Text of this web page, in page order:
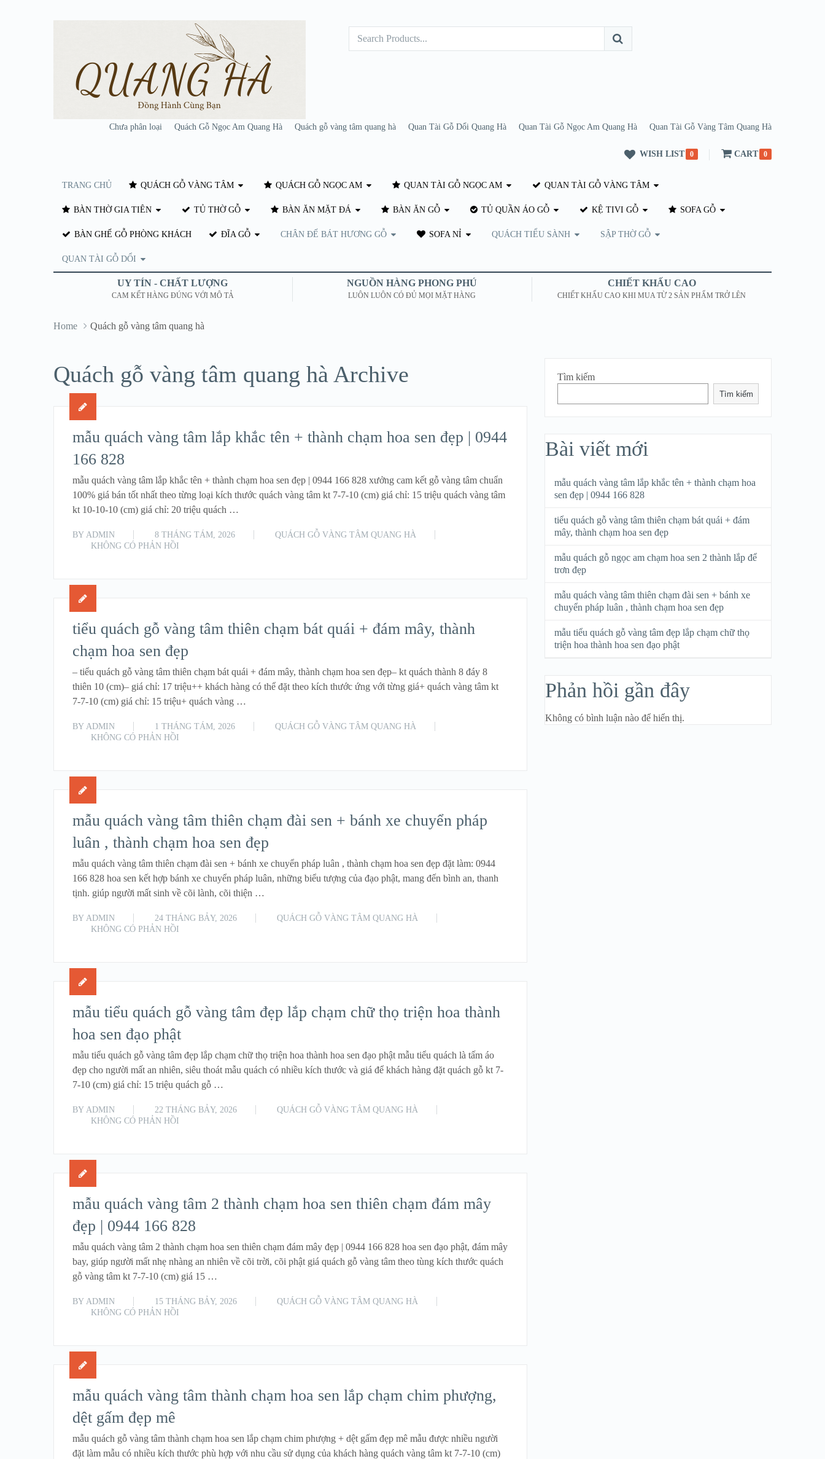
Chưa phân loại Quách Gỗ Ngọc Am Quang Hà Quách gỗ vàng tâm quang hà Quan Tài Gỗ Dổi Quang Hà Quan Tài Gỗ Ngọc Am Quang Hà Quan Tài Gỗ Vàng Tâm Quang Hà
WISH LIST 0 CART 0
TRANG CHỦ QUÁCH GỖ VÀNG TÂM QUÁCH GỖ NGỌC AM QUAN TÀI GỖ NGỌC AM QUAN TÀI GỖ VÀNG TÂM
BÀN THỜ GIA TIÊN TỦ THỜ GỖ BÀN ĂN MẶT ĐÁ BÀN ĂN GỖ TỦ QUẦN ÁO GỖ KỆ TIVI GỖ SOFA GỖ
BÀN GHẾ GỖ PHÒNG KHÁCH ĐĨA GỖ CHÂN ĐẾ BÁT HƯƠNG GỖ SOFA NỈ QUÁCH TIỂU SÀNH SẬP THỜ GỖ
QUAN TÀI GỖ DỔI
UY TÍN - CHẤT LƯỢNG
CAM KẾT HÀNG ĐÚNG VỚI MÔ TẢ
NGUỒN HÀNG PHONG PHÚ
LUÔN LUÔN CÓ ĐỦ MỌI MẶT HÀNG
CHIẾT KHẤU CAO
CHIẾT KHẤU CAO KHI MUA TỪ 2 SẢN PHẨM TRỞ LÊN
Home Quách gỗ vàng tâm quang hà
Quách gỗ vàng tâm quang hà Archive
mẫu quách vàng tâm lắp khắc tên + thành chạm hoa sen đẹp | 0944
166 828
mẫu quách vàng tâm lắp khắc tên + thành chạm hoa sen đẹp | 0944 166 828 xưởng cam kết gỗ vàng tâm chuẩn
100% giá bán tốt nhất theo từng loại kích thước quách vàng tâm kt 7-7-10 (cm) giá chỉ: 15 triệu quách vàng tâm
kt 10-10-10 (cm) giá chỉ: 20 triệu quách …
BYADMIN 8 THÁNG TÁM, 2026
QUÁCH GỖ VÀNG TÂM QUANG HÀ
KHÔNG CÓ PHẢN HỒI
tiểu quách gỗ vàng tâm thiên chạm bát quái + đám mây, thành
chạm hoa sen đẹp
– tiểu quách gỗ vàng tâm thiên chạm bát quái + đám mây, thành chạm hoa sen đẹp– kt quách thành 8 đáy 8
thiên 10 (cm)– giá chỉ: 17 triệu++ khách hàng có thể đặt theo kích thước ứng với từng giá+ quách vàng tâm kt
7-7-10 (cm) giá chỉ: 15 triệu+ quách vàng …
BYADMIN 1 THÁNG TÁM, 2026
QUÁCH GỖ VÀNG TÂM QUANG HÀ
KHÔNG CÓ PHẢN HỒI
mẫu quách vàng tâm thiên chạm đài sen + bánh xe chuyển pháp
luân , thành chạm hoa sen đẹp
mẫu quách vàng tâm thiên chạm đài sen + bánh xe chuyển pháp luân , thành chạm hoa sen đẹp đặt làm: 0944
166 828 hoa sen kết hợp bánh xe chuyển pháp luân, những biểu tượng của đạo phật, mang đến bình an, thanh
tịnh. giúp người mất sinh về cõi lành, cõi thiện …
BYADMIN 24 THÁNG BẢY, 2026
QUÁCH GỖ VÀNG TÂM QUANG HÀ
KHÔNG CÓ PHẢN HỒI
mẫu tiểu quách gỗ vàng tâm đẹp lắp chạm chữ thọ triện hoa thành
hoa sen đạo phật
mẫu tiểu quách gỗ vàng tâm đẹp lắp chạm chữ thọ triện hoa thành hoa sen đạo phật mẫu tiểu quách là tấm áo
đẹp cho người mất an nhiên, siêu thoát mẫu quách có nhiều kích thước và giá để khách hàng đặt quách gỗ kt 7-
7-10 (cm) giá chỉ: 15 triệu quách gỗ …
BYADMIN 22 THÁNG BẢY, 2026
QUÁCH GỖ VÀNG TÂM QUANG HÀ
KHÔNG CÓ PHẢN HỒI
mẫu quách vàng tâm 2 thành chạm hoa sen thiên chạm đám mây
đẹp | 0944 166 828
mẫu quách vàng tâm 2 thành chạm hoa sen thiên chạm đám mây đẹp | 0944 166 828 hoa sen đạo phật, đám mây
bay, giúp người mất nhẹ nhàng an nhiên về cõi trời, cõi phật giá quách gỗ vàng tâm theo tùng kích thước quách
gỗ vàng tâm kt 7-7-10 (cm) giá 15 …
BYADMIN 15 THÁNG BẢY, 2026
QUÁCH GỖ VÀNG TÂM QUANG HÀ
KHÔNG CÓ PHẢN HỒI
mẫu quách vàng tâm thành chạm hoa sen lắp chạm chim phượng,
dệt gấm đẹp mê
mẫu quách gỗ vàng tâm thành chạm hoa sen lắp chạm chim phượng + dệt gấm đẹp mê mẫu được nhiều người
đặt làm mẫu có nhiều kích thước phù hợp với nhu cầu sử dụng của khách hàng quách vàng tâm kt 7-7-10 (cm)
Tìm kiếm
Tìm kiếm
Bài viết mới
mẫu quách vàng tâm lắp khắc tên + thành chạm hoa
sen đẹp | 0944 166 828
tiểu quách gỗ vàng tâm thiên chạm bát quái + đám
mây, thành chạm hoa sen đẹp
mẫu quách gỗ ngọc am chạm hoa sen 2 thành lắp để
trơn đẹp
mẫu quách vàng tâm thiên chạm đài sen + bánh xe
chuyển pháp luân , thành chạm hoa sen đẹp
mẫu tiểu quách gỗ vàng tâm đẹp lắp chạm chữ thọ
triện hoa thành hoa sen đạo phật
Phản hồi gần đây
Không có bình luận nào để hiển thị.